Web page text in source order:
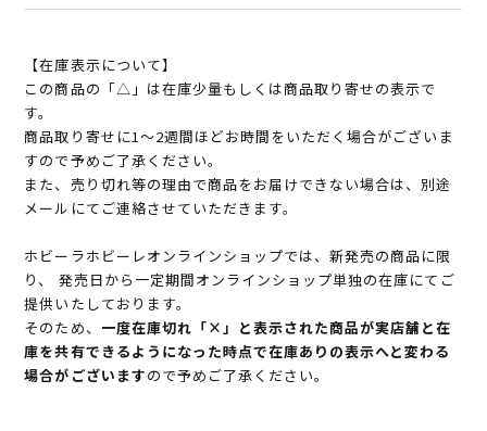
【在庫表示について】
この商品の「△」は在庫少量もしくは商品取り寄せの表示で
す。
商品取り寄せに1～2週間ほどお時間をいただく場合がございま
すので予めご了承ください。
また、売り切れ等の理由で商品をお届けできない場合は、別途
メールにてご連絡させていただきます。
ホビーラホビーレオンラインショップでは、新発売の商品に限
り、 発売日から一定期間オンラインショップ単独の在庫にてご
提供いたしております。
そのため、 一度在庫切れ「×」と表示された商品が実店舗と在
庫を共有できるようになった時点で在庫ありの表示へと変わる
場合がございますので予めご了承ください。